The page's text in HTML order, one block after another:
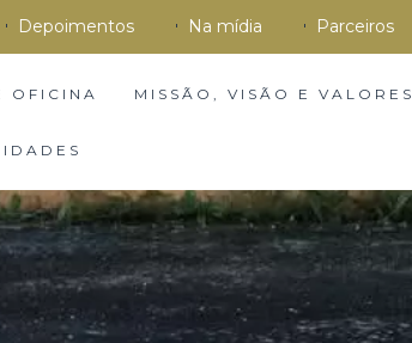
Depoimentos Na mídia Parceiros
OFICINA MISSÃO, VISÃO E VALORES